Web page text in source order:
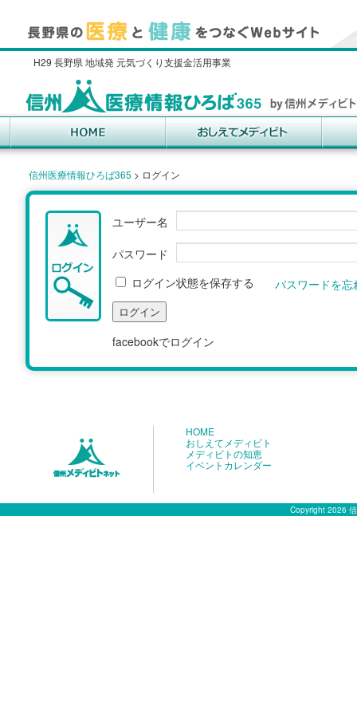
H29 長野県 地域発 元気づくり支援金活用事業
信州医療情報ひろば365 > ログイン
ユーザー名
パスワード
パスワードを
ログイン状態を保存する
facebookでログイン
HOME
おしえてメディビト
メディビトの知恵
イベントカレンダー
Copyright 2026